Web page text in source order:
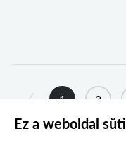
2010
1 2
8 ...
Ez a weboldal